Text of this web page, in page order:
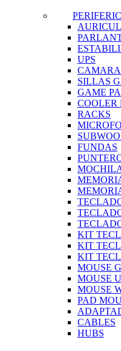
UPS
SILLAS
GAME
COOLER
RACKS
FUNDAS
KIT
KIT
KIT
MOUSE
MOUSE
MOUSE
PAD
CABLES
HUBS